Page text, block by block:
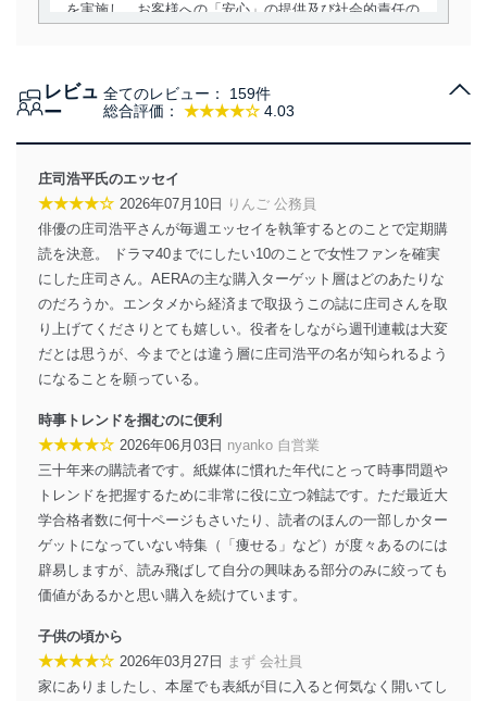
を実施し、お客様への「安心」の提供及び社会的責任の
当社は、個人情報の取得・利用・提供に際して、その利
得・利用・提供を行います。また、当社が保有している
個人情報は、同意を得ずに目的外利用、第三者への提
供・開示は行いません。当社においてはこれらの取り組
みを確実にするため、従業者等の教育を徹底してまいり
ます。また、目的外利用を行わないために、適切な管理
措置を講じます。
法令遵守
当社は、個人情報に関連する法令、国が定める指針及び
その他の規範を遵守します。また、当社の管理の仕組み
す。
個人情報の安全管理措置
当社は、個人情報の正確性及び安全性を確保するため
に、下記セキュリティ対策をはじめとする安全対策を実
施し、個人情報の漏えい、滅失またはき損の防止及び是
正に努めます。
アクセス制御
個人データを取り扱うことのできる機器及び当該
機器を取り扱う従業者を明確化し、 個人データへ
の不要なアクセスを防止しています。
アクセス者の識別と認証
レビュ
ー
総合評価： ★★★★☆ 4.03
全てのレビュー： 159件
庄司浩平氏のエッセイ
★★★★☆ 2026年07月10日
りんご 公務員
俳優の庄司浩平さんが毎週エッセイを執筆するとのことで定期購
読を決意。 ドラマ40までにしたい10のことで女性ファンを確実
にした庄司さん。AERAの主な購入ターゲット層はどのあたりな
のだろうか。エンタメから経済まで取扱うこの誌に庄司さんを取
り上げてくださりとても嬉しい。役者をしながら週刊連載は大変
だとは思うが、今までとは違う層に庄司浩平の名が知られるよう
になることを願っている。
時事トレンドを掴むのに便利
★★★★☆ 2026年06月03日 nyanko 自営業
三十年来の購読者です。紙媒体に慣れた年代にとって時事問題や
トレンドを把握するために非常に役に立つ雑誌です。ただ最近大
学合格者数に何十ページもさいたり、読者のほんの一部しかター
ゲットになっていない特集（「痩せる」など）が度々あるのには
辟易しますが、読み飛ばして自分の興味ある部分のみに絞っても
価値があるかと思い購入を続けています。
子供の頃から
★★★★☆ 2026年03月27日 まず 会社員
家にありましたし、本屋でも表紙が目に入ると何気なく開いてし